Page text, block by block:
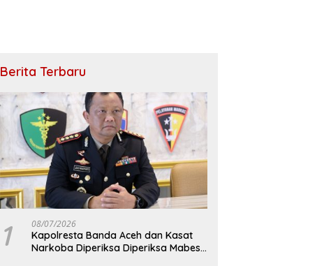
Berita Terbaru
1 08/07/2026
Kapolresta Banda Aceh dan Kasat
Narkoba Diperiksa Diperiksa Mabes